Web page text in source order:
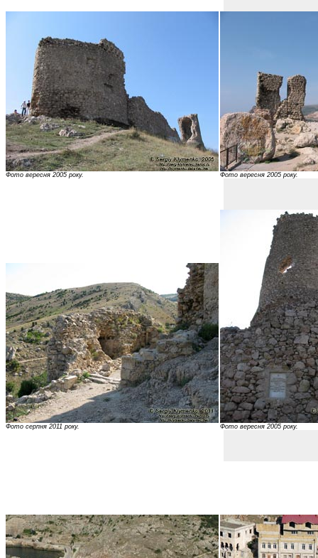
Фото вересня 2005 року. Фото вересня 2005 року.
Фото серпня 2011 року. Фото вересня 2005 року.